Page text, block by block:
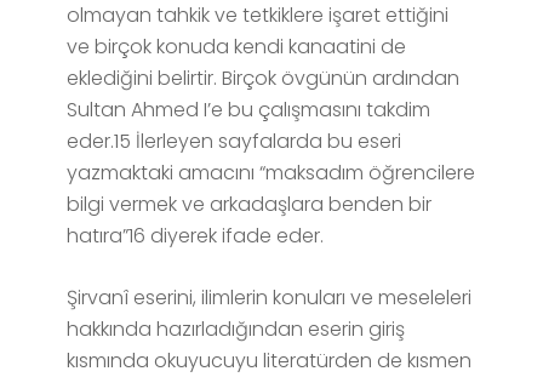
olmayan tahkik ve tetkiklere işaret ettiğini
ve birçok konuda kendi kanaatini de
eklediğini belirtir. Birçok övgünün ardından
Sultan Ahmed I’e bu çalışmasını takdim
eder.15 İlerleyen sayfalarda bu eseri
yazmaktaki amacını “maksadım öğrencilere
bilgi vermek ve arkadaşlara benden bir
hatıra”16 diyerek ifade eder.
Şirvanî eserini, ilimlerin konuları ve meseleleri
hakkında hazırladığından eserin giriş
kısmında okuyucuyu literatürden de kısmen